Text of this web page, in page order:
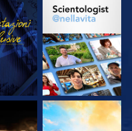
ESPLORA LE